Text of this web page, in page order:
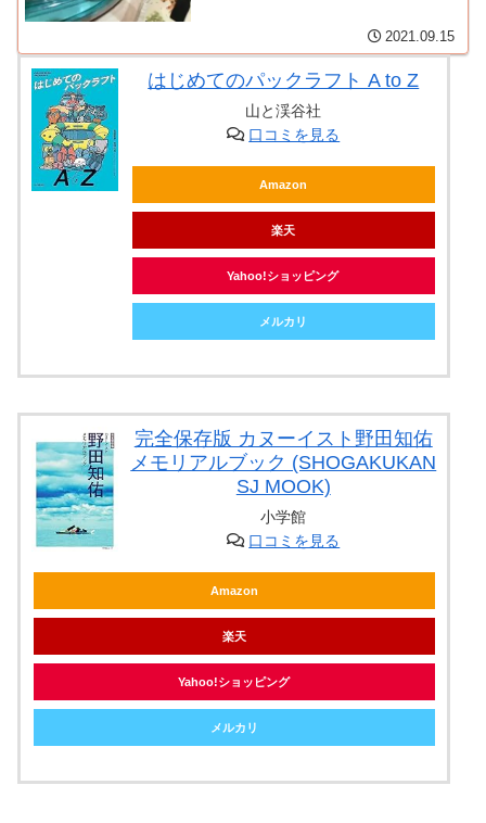
2021.09.15
はじめてのパックラフト A to Z
山と渓谷社
口コミを見る
Amazon
楽天
Yahoo!ショッピング
メルカリ
完全保存版 カヌーイスト野田知佑
メモリアルブック (SHOGAKUKAN
SJ MOOK)
小学館
口コミを見る
Amazon
楽天
Yahoo!ショッピング
メルカリ